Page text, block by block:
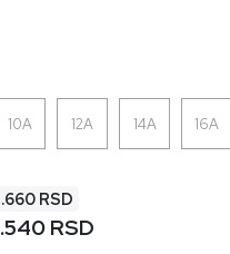
10A 12A 14A 16A
RSD
RSD